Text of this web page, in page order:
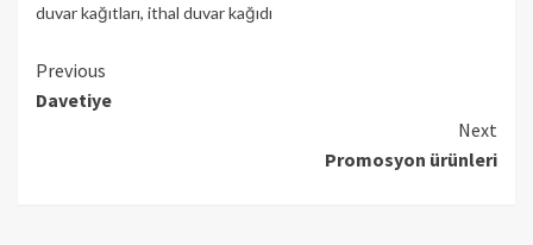
duvar kağıtları, ithal duvar kağıdı
Continue
Reading
Previous
Davetiye
Next
Promosyon ürünleri